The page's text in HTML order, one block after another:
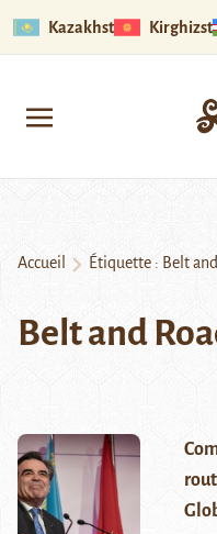
Kazakhstan
Accueil Étiquette : Belt
Belt and